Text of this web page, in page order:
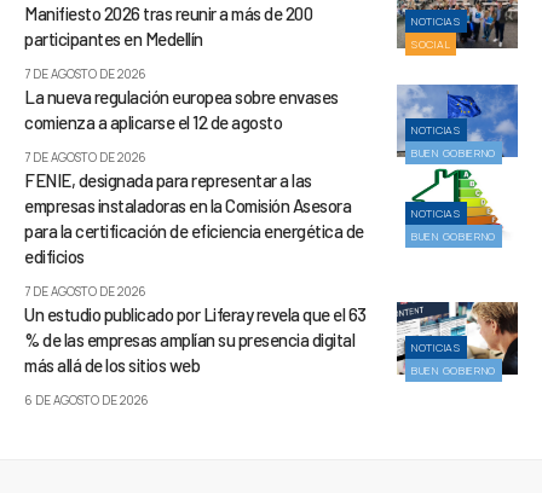
NOTICIAS
SOCIAL
Manifiesto 2026 tras reunir a más de 200
participantes en Medellín
7 DE AGOSTO DE 2026
NOTICIAS
BUEN GOBIERNO
La nueva regulación europea sobre envases
comienza a aplicarse el 12 de agosto
7 DE AGOSTO DE 2026
NOTICIAS
BUEN GOBIERNO
FENIE, designada para representar a las
empresas instaladoras en la Comisión Asesora
para la certificación de eficiencia energética de
edificios
7 DE AGOSTO DE 2026
NOTICIAS
BUEN GOBIERNO
Un estudio publicado por Liferay revela que el 63
% de las empresas amplían su presencia digital
más allá de los sitios web
6 DE AGOSTO DE 2026